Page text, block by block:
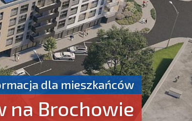
dla mieszkańców
na Brochowie